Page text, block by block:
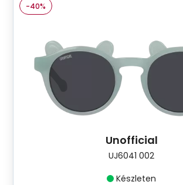
-40%
Unofficial
UJ6041 002
Készleten